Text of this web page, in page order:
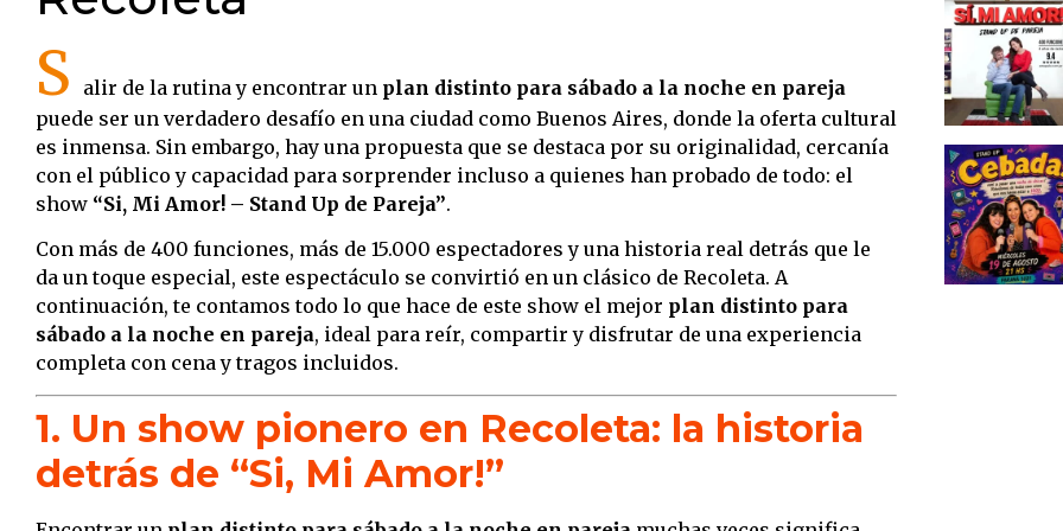
S alir de la rutina y encontrar un plan distinto para sábado a la noche en pareja
puede ser un verdadero desafío en una ciudad como Buenos Aires, donde la oferta cultural
es inmensa. Sin embargo, hay una propuesta que se destaca por su originalidad, cercanía
con el público y capacidad para sorprender incluso a quienes han probado de todo: el
show “Si, Mi Amor! – Stand Up de Pareja”.
Con más de 400 funciones, más de 15.000 espectadores y una historia real detrás que le
da un toque especial, este espectáculo se convirtió en un clásico de Recoleta. A
continuación, te contamos todo lo que hace de este show el mejor plan distinto para
sábado a la noche en pareja, ideal para reír, compartir y disfrutar de una experiencia
completa con cena y tragos incluidos.
1. Un show pionero en Recoleta: la historia
detrás de “Si, Mi Amor!”
la
Más
Si, Mi
la
El
Un